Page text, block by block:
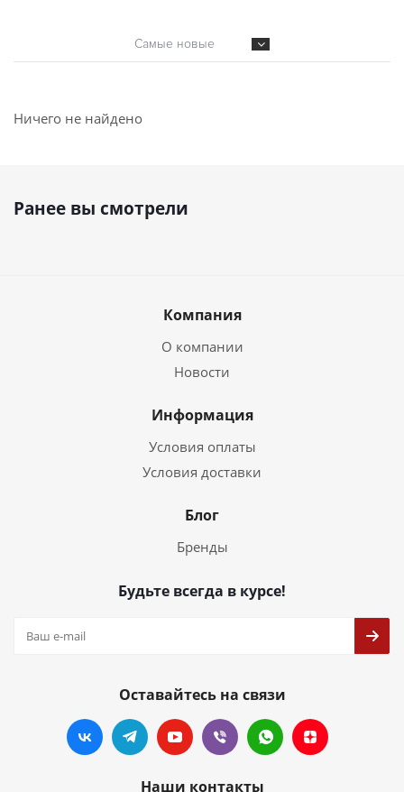
Самые новые
Ничего не найдено
Ранее вы смотрели
Компания
О компании
Новости
Информация
Условия оплаты
Условия доставки
Блог
Бренды
Будьте всегда в курсе!
Оставайтесь на связи
Наши контакты